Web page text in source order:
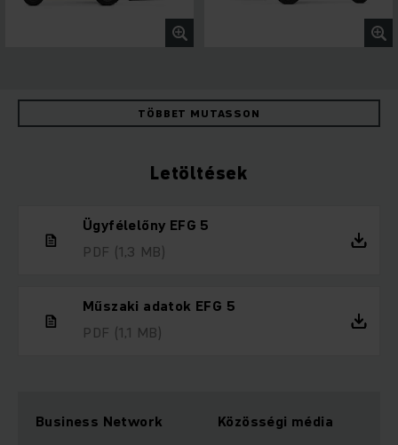
TÖBBET MUTASSON
Letöltések
Ügyfélelőny EFG 5
PDF (1,3 MB)
Műszaki adatok EFG 5
PDF (1,1 MB)
Business Network Közösségi média